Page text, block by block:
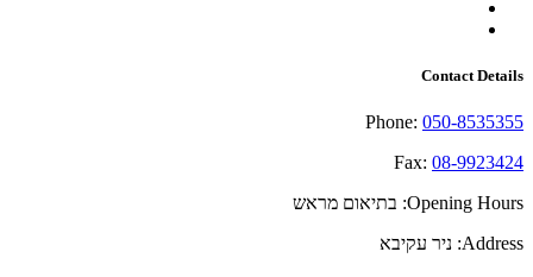
Contact Details
Phone: 050-8535355
Fax: 08-9923424
Opening Hours: בתיאום מראש
Address: ניר עקיבא